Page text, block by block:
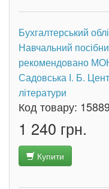
Бухгалтерський
Навчальний
рекомендовано
Садовська І. Б.
літератури
Код товару:
1 240 грн.
Купити